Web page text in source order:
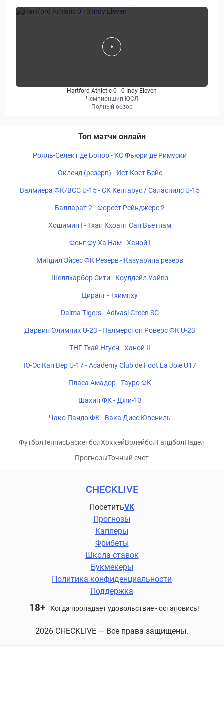
Hartford Athletic 0 - 0 Indy Eleven
Чемпионшип ЮСЛ
Полный обзор
Топ матчи онлайн
Рояль-Селект де Бопор - КС Фьюри де Римуски
Окленд (резерв) - Ист Кост Бейс
Валмиера ФК/ВСС U-15 - СК Кенгарус / Саласпилс U-15
Балларат 2 - Форест Рейнджерс 2
Хошимин I - Тхан Кхоанг Сан Вьетнам
Фонг Фу Ха Нам - Ханой I
Миндил Эйсес ФК Резерв - Казуарина резерв
Шеллхарбор Сити - Коулдейл Уэйвз
Циранг - Тхимпху
Dalma Tigers - Adivasi Green SC
Дарвин Олимпик U-23 - Палмерстон Роверс ФК U-23
ТНГ Тхай Нгуен - Ханой II
Ю-Эс Кап Вер U-17 - Academy Club de Foot La Joie U17
Пласа Амадор - Тауро ФК
Шахин ФК - Джи-13
Чако Пандо ФК - Вака Диес Ювениль
ФутболТеннисБаскетболХоккейВолейболГандболПадел
ПрогнозыТочный счет
CHECKLIVE
ПосетитьVK
Прогнозы
Капперы
Фрибеты
Школа ставок
Букмекеры
Политика конфиденциальности
Поддержка
18+ Когда пропадает удовольствие - остановись!
2026 CHECKLIVE — Все права защищены.